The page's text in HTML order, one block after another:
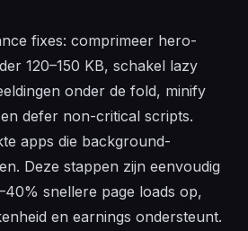
fixes: comprimeer hero-
120–150 KB, schakel lazy
onder de fold, minify
defer non-critical scripts.
apps die background-
Deze stappen zijn eenvoudig
snellere page loads op,
en earnings ondersteunt.